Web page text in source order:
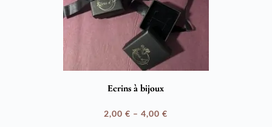
Ecrins à bijoux
2,00€ –4,00€
Plage